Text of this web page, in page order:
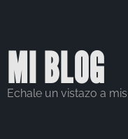
MI BLOG
Echale un vistazo a